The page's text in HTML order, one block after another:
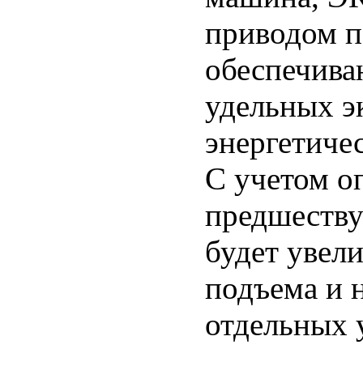
приводом
удельных
С учетом
будет
подъема и
отдельных